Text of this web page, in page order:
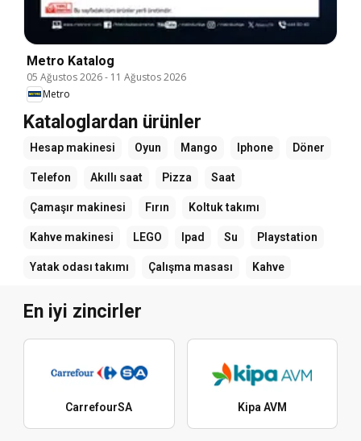
Metro Katalog
05 Ağustos 2026- 11 Ağustos 2026
Metro
Kataloglardan ürünler
Hesap makinesi Oyun Mango Iphone Döner
Telefon Akıllı saat Pizza Saat
Çamaşır makinesi Fırın Koltuk takımı
Kahve makinesi LEGO Ipad Su Playstation
Yatak odası takımı Çalışma masası Kahve
En iyi zincirler
CarrefourSA Kipa AVM